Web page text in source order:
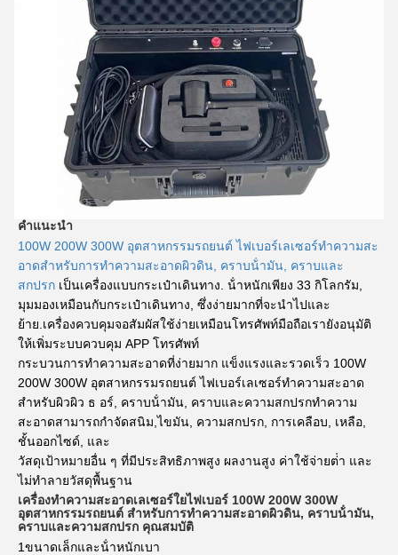
คําแนะนํา
100W 200W 300W อุตสาหกรรมรถยนต์ ไฟเบอร์เลเซอร์ทําความสะ
อาดสําหรับการทําความสะอาดผิวดิน, คราบน้ํามัน, คราบและ
สกปรก เป็นเครื่องแบบกระเป๋าเดินทาง. น้ําหนักเพียง 33 กิโลกรัม,
มุมมองเหมือนกับกระเป๋าเดินทาง, ซึ่งง่ายมากที่จะนําไปและ
ย้าย.เครื่องควบคุมจอสัมผัสใช้ง่ายเหมือนโทรศัพท์มือถือเรายังอนุมัติ
ให้เพิ่มระบบควบคุม APP โทรศัพท์
กระบวนการทําความสะอาดที่ง่ายมาก แข็งแรงและรวดเร็ว 100W
200W 300W อุตสาหกรรมรถยนต์ ไฟเบอร์เลเซอร์ทําความสะอาด
สําหรับผิวผิว ธ อร์, คราบน้ํามัน, คราบและความสกปรกทําความ
สะอาดสามารถกําจัดสนิม,ไขมัน, ความสกปรก, การเคลือบ, เหลือ,
ชั้นออกไซด์, และ
วัสดุเป้าหมายอื่น ๆ ที่มีประสิทธิภาพสูง ผลงานสูง ค่าใช้จ่ายต่ํา และ
ไม่ทําลายวัสดุพื้นฐาน
เครื่องทําความสะอาดเลเซอร์ใยไฟเบอร์ 100W 200W 300W
อุตสาหกรรมรถยนต์ สําหรับการทําความสะอาดผิวดิน, คราบน้ํามัน,
คราบและความสกปรก คุณสมบัติ
1ขนาดเล็กและน้ําหนักเบา